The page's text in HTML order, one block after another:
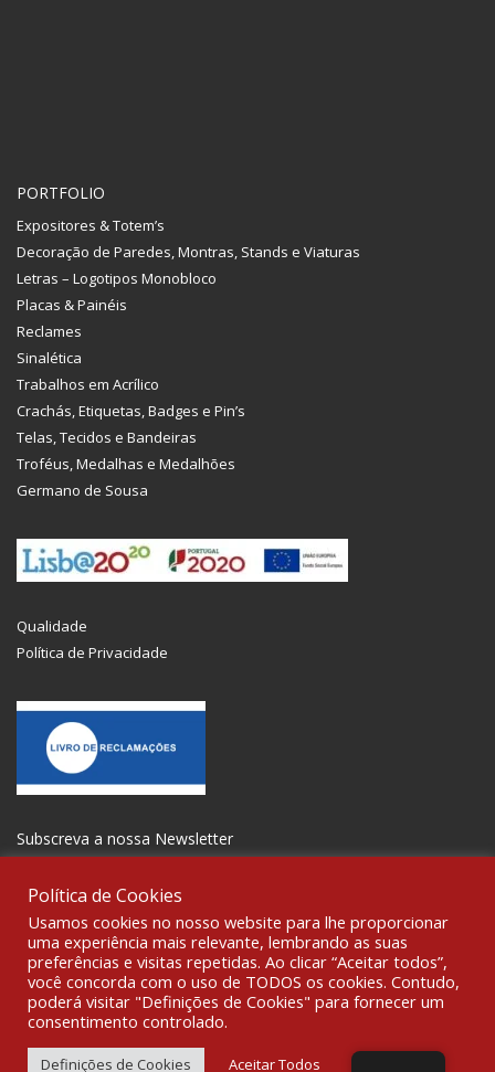
PORTFOLIO
Expositores & Totem’s
Decoração de Paredes, Montras, Stands e Viaturas
Letras – Logotipos Monobloco
Placas & Painéis
Reclames
Sinalética
Trabalhos em Acrílico
Crachás, Etiquetas, Badges e Pin’s
Telas, Tecidos e Bandeiras
Troféus, Medalhas e Medalhões
Germano de Sousa
Qualidade
Política de Privacidade
Subscreva a nossa Newsletter
SOCIALIZE
© 2021 All rights reserved Gravoplot-Gravação,Impressão e
Sinalética Lda. WebDesign:
Fibra Design.
Política de Cookies
Usamos cookies no nosso website para lhe proporcionar
uma experiência mais relevante, lembrando as suas
preferências e visitas repetidas. Ao clicar “Aceitar todos”,
você concorda com o uso de TODOS os cookies. Contudo,
poderá visitar "Definições de Cookies" para fornecer um
consentimento controlado.
Definições de Cookies Aceitar Todos